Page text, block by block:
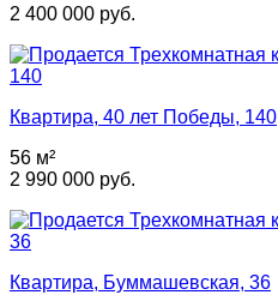
2 400 000 руб.
Квартира, 40 лет Победы, 140
56 м²
2 990 000 руб.
Квартира, Буммашевская, 36